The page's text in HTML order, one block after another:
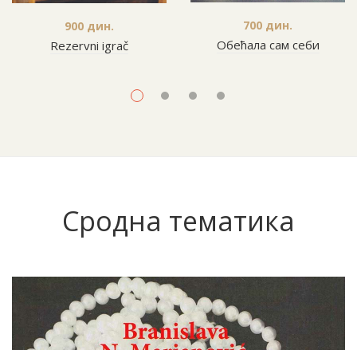
Rezervni igrač
900 дин.
Обећала сам себи
700 дин.
Сродна тематика